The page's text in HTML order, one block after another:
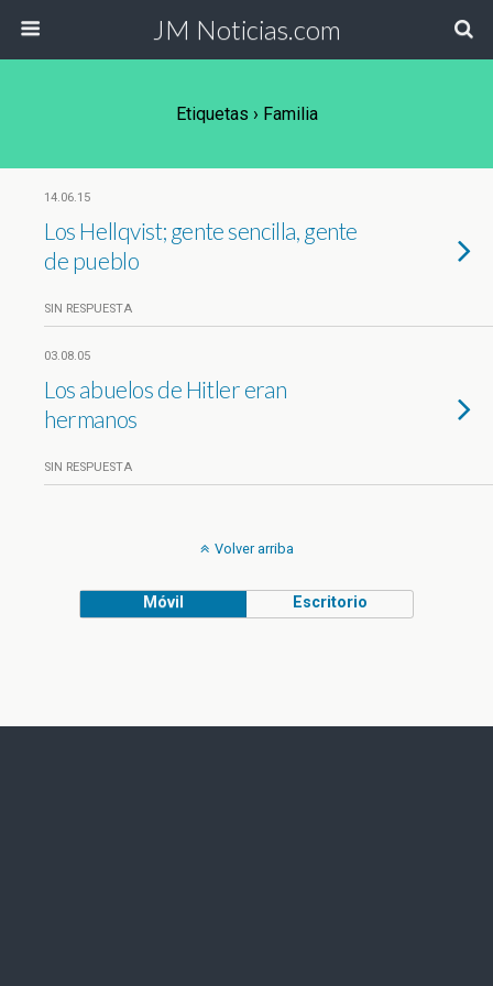
JM Noticias.com
Etiquetas › Familia
14.06.15
Los Hellqvist; gente sencilla, gente
de pueblo
SIN RESPUESTA
03.08.05
Los abuelos de Hitler eran
hermanos
SIN RESPUESTA
Volver arriba
Móvil Escritorio